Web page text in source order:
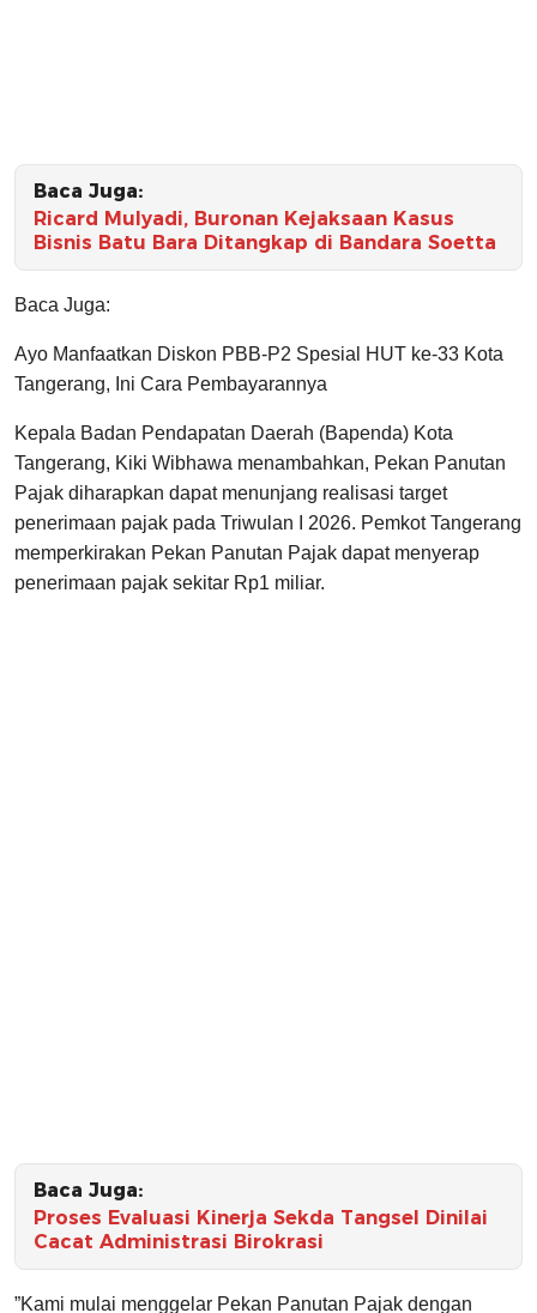
Baca Juga:
Ricard Mulyadi, Buronan Kejaksaan Kasus
Bisnis Batu Bara Ditangkap di Bandara Soetta
Baca Juga:
Ayo Manfaatkan Diskon PBB-P2 Spesial HUT ke-33 Kota
Tangerang, Ini Cara Pembayarannya
Kepala Badan Pendapatan Daerah (Bapenda) Kota
Tangerang, Kiki Wibhawa menambahkan, Pekan Panutan
Pajak diharapkan dapat menunjang realisasi target
penerimaan pajak pada Triwulan I 2026. Pemkot Tangerang
memperkirakan Pekan Panutan Pajak dapat menyerap
penerimaan pajak sekitar Rp1 miliar.
Baca Juga:
Proses Evaluasi Kinerja Sekda Tangsel Dinilai
Cacat Administrasi Birokrasi
”Kami mulai menggelar Pekan Panutan Pajak dengan